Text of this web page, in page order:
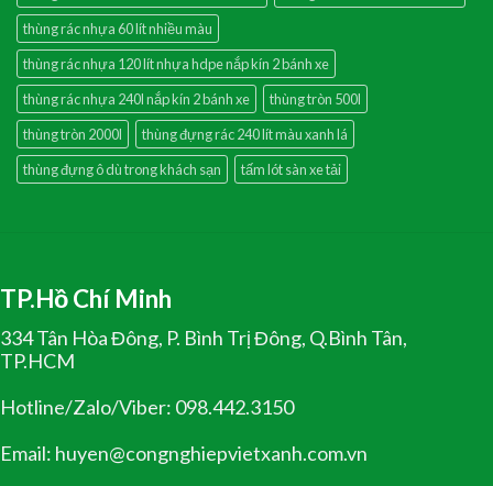
thùng rác nhựa 60 lít nhiều màu
thùng rác nhựa 120 lít nhựa hdpe nắp kín 2 bánh xe
thùng rác nhựa 240l nắp kín 2 bánh xe
thùng tròn 500l
thùng tròn 2000l
thùng đựng rác 240 lít màu xanh lá
thùng đựng ô dù trong khách sạn
tấm lót sàn xe tải
TP.Hồ Chí Minh
334 Tân Hòa Đông, P. Bình Trị Đông, Q.Bình Tân,
TP.HCM
Hotline/Zalo/Viber: 098.442.3150
Email: huyen@congnghiepvietxanh.com.vn